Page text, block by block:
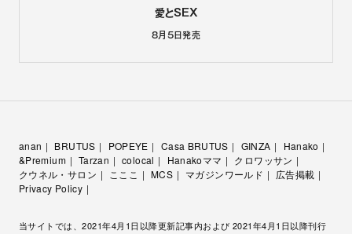
愛とSEX
8月5日発売
anan BRUTUS POPEYE Casa BRUTUS GINZA
Hanako
&Premium
Tarzan colocal Hanakoママ
クロワッサン
クウネル・サロン
こここ MCS マガジンワールド
広告掲載
Privacy Policy
当サイトでは、2021年4月1日以降更新記事内および 2021年4月1日以降刊行